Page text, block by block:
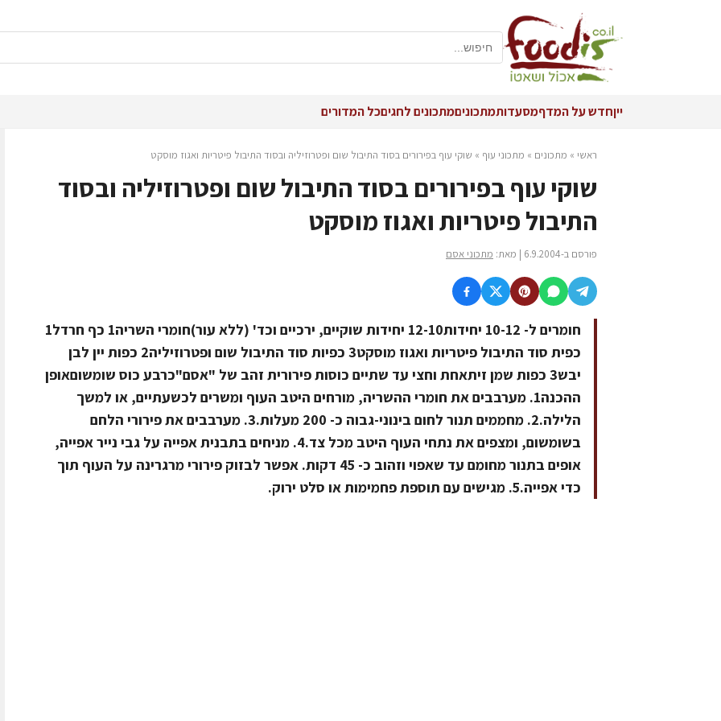
ייןחדש על המדףמסעדותמתכוניםמתכונים לחגיםכל המדורים
ראשי » מתכונים » מתכוני עוף » שוקי עוף בפירורים בסוד התיבול שום ופטרוזיליה ובסוד התיבול פיטריות ואגוז מוסקט
שוקי עוף בפירורים בסוד התיבול שום ופטרוזיליה ובסוד
התיבול פיטריות ואגוז מוסקט
פורסם ב-6.9.2004 | מאת: מתכוני אסם
חומרים ל- 10-12 יחידות12-10 יחידות שוקיים, ירכיים וכד' (ללא עור)חומרי השריה1 כף חרדל1
כפית סוד התיבול פיטריות ואגוז מוסקט3 כפיות סוד התיבול שום ופטרוזיליה2 כפות יין לבן
יבש3 כפות שמן זיתאחת וחצי עד שתיים כוסות פירורית זהב של "אסם"כרבע כוס שומשוםאופן
ההכנה1. מערבבים את חומרי ההשריה, מורחים היטב העוף ומשרים לכשעתיים, או למשך
הלילה.2. מחממים תנור לחום בינוני-גבוה כ- 200 מעלות.3. מערבבים את פירורי הלחם
בשומשום, ומצפים את נתחי העוף היטב מכל צד.4. מניחים בתבנית אפייה על גבי נייר אפייה,
אופים בתנור מחומם עד שאפוי וזהוב כ- 45 דקות. אפשר לבזוק פירורי מרגרינה על העוף תוך
כדי אפייה.5. מגישים עם תוספת פחמימות או סלט ירוק.